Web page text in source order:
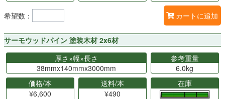
希望数： カートに追加
サーモウッドパイン 塗装木材 2x6材
厚さ×幅×長さ
38mmx140mmx3000mm
参考重量
6.0kg
価格/本
¥6,600
送料/本
¥490
在庫